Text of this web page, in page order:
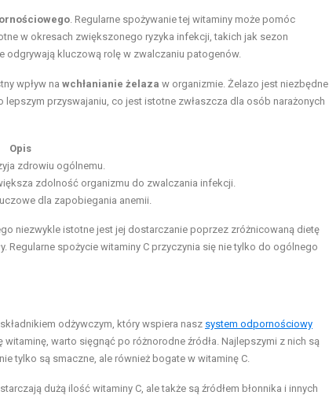
. Regularne spożywanie tej witaminy może pomóc
w okresach zwiększonego ryzyka infekcji, takich jak sezon
odgrywają kluczową rolę w zwalczaniu patogenów.
wpływ na wchłanianie żelaza w organizmie. Żelazo jest niezbędne
przyswajaniu, co jest istotne zwłaszcza dla osób narażonych
Opis
zdrowiu ogólnemu.
zdolność organizmu do zwalczania infekcji.
dla zapobiegania anemii.
niezwykle istotne jest jej dostarczanie poprzez zróżnicowaną dietę
Regularne spożycie witaminy C przyczynia się nie tylko do ogólnego
odżywczym, który wspiera nasz system odpornościowy
warto sięgnąć po różnorodne źródła. Najlepszymi z nich są
tylko są smaczne, ale również bogate w witaminę C.
dużą ilość witaminy C, ale także są źródłem błonnika i innych